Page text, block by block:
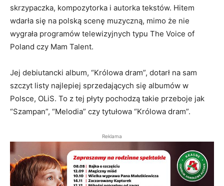
skrzypaczka, kompozytorka i autorka tekstów. Hitem
wdarła się na polską scenę muzyczną, mimo że nie
wygrała programów telewizyjnych typu The Voice of
Poland czy Mam Talent.
Jej debiutancki album, “Królowa dram”, dotarł na sam
szczyt listy najlepiej sprzedających się albumów w
Polsce, OLiS. To z tej płyty pochodzą takie przeboje jak
“Szampan”, “Melodia” czy tytułowa “Królowa dram”.
Reklama